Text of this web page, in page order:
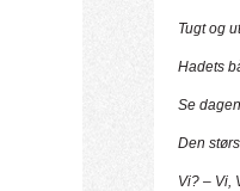
Tugt og
Hadets
Se
Den
Vi? – Vi,